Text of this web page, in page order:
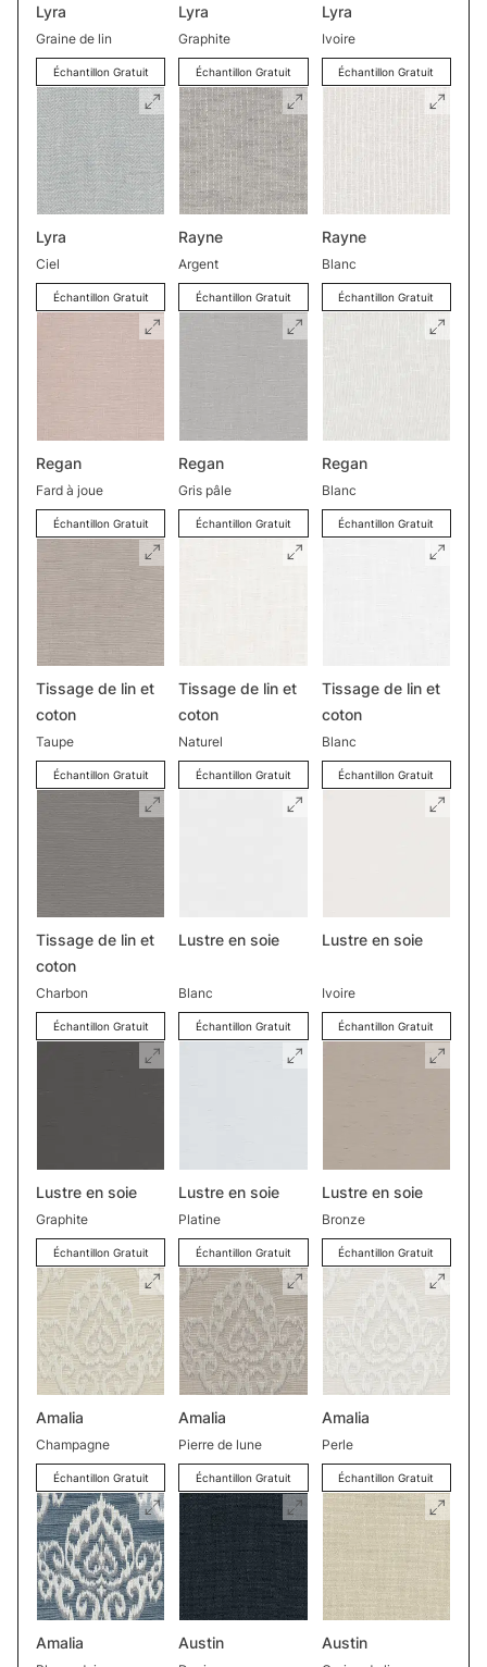
Lyra
Graine de lin
Échantillon Gratuit
Lyra
Graphite
Échantillon Gratuit
Lyra
Ivoire
Échantillon Gratuit
Lyra
Ciel
Échantillon Gratuit
Rayne
Argent
Échantillon Gratuit
Rayne
Blanc
Échantillon Gratuit
Regan
Fard à joue
Échantillon Gratuit
Regan
Gris pâle
Échantillon Gratuit
Regan
Blanc
Échantillon Gratuit
Tissage de lin et
coton
Taupe
Échantillon Gratuit
Tissage de lin et
coton
Naturel
Échantillon Gratuit
Tissage de lin et
coton
Blanc
Échantillon Gratuit
Tissage de lin et
coton
Charbon
Échantillon Gratuit
Lustre en soie
Blanc
Échantillon Gratuit
Lustre en soie
Ivoire
Échantillon Gratuit
Lustre en soie
Graphite
Échantillon Gratuit
Lustre en soie
Platine
Échantillon Gratuit
Lustre en soie
Bronze
Échantillon Gratuit
Amalia
Champagne
Échantillon Gratuit
Amalia
Pierre de lune
Échantillon Gratuit
Amalia
Perle
Échantillon Gratuit
Amalia Austin Austin